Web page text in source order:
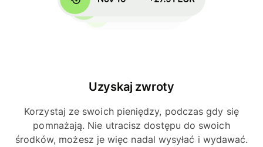
Uzyskaj zwroty
Korzystaj ze swoich pieniędzy, podczas gdy się
pomnażają. Nie utracisz dostępu do swoich
środków, możesz je więc nadal wysyłać i wydawać.